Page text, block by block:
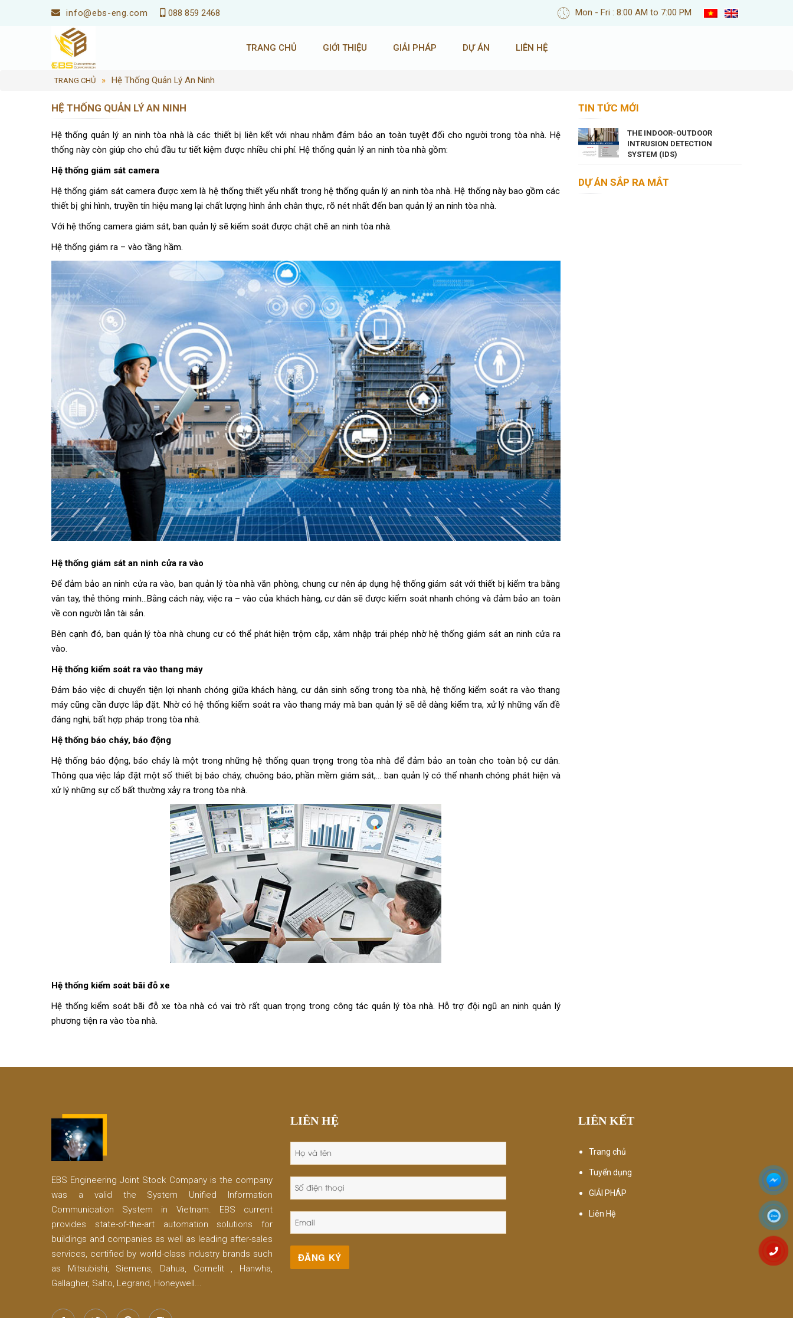
info@ebs-eng.com 088 859 2468 Mon - Fri : 8:00 AM to 7:00 PM
TRANG CHỦ GIỚI THIỆU GIẢI PHÁP DỰ ÁN LIÊN HỆ
TRANG CHỦ » Hệ Thống Quản Lý An Ninh
HỆ THỐNG QUẢN LÝ AN NINH
Hệ thống quản lý an ninh tòa nhà là các thiết bị liên kết với nhau nhằm đảm bảo an toàn tuyệt đối cho người trong tòa nhà. Hệ
thống này còn giúp cho chủ đầu tư tiết kiệm được nhiều chi phí. Hệ thống quản lý an ninh tòa nhà gồm:
Hệ thống giám sát camera
Hệ thống giám sát camera được xem là hệ thống thiết yếu nhất trong hệ thống quản lý an ninh tòa nhà. Hệ thống này bao gồm các
thiết bị ghi hình, truyền tín hiệu mang lại chất lượng hình ảnh chân thực, rõ nét nhất đến ban quản lý an ninh tòa nhà.
Với hệ thống camera giám sát, ban quản lý sẽ kiểm soát được chặt chẽ an ninh tòa nhà.
Hệ thống giám ra – vào tầng hầm.
Hệ thống giám sát an ninh cửa ra vào
Để đảm bảo an ninh cửa ra vào, ban quản lý tòa nhà văn phòng, chung cư nên áp dụng hệ thống giám sát với thiết bị kiểm tra bằng
vân tay, thẻ thông minh…Bằng cách này, việc ra – vào của khách hàng, cư dân sẽ được kiểm soát nhanh chóng và đảm bảo an toàn
về con người lẫn tài sản.
Bên cạnh đó, ban quản lý tòa nhà chung cư có thể phát hiện trộm cắp, xâm nhập trái phép nhờ hệ thống giám sát an ninh cửa ra
vào.
Hệ thống kiểm soát ra vào thang máy
Đảm bảo việc di chuyển tiện lợi nhanh chóng giữa khách hàng, cư dân sinh sống trong tòa nhà, hệ thống kiểm soát ra vào thang
máy cũng cần được lắp đặt. Nhờ có hệ thống kiểm soát ra vào thang máy mà ban quản lý sẽ dễ dàng kiểm tra, xử lý những vấn đề
đáng nghi, bất hợp pháp trong tòa nhà.
Hệ thống báo cháy, báo động
Hệ thống báo động, báo cháy là một trong những hệ thống quan trọng trong tòa nhà để đảm bảo an toàn cho toàn bộ cư dân.
Thông qua việc lắp đặt một số thiết bị báo cháy, chuông báo, phần mềm giám sát,… ban quản lý có thể nhanh chóng phát hiện và
xử lý những sự cố bất thường xảy ra trong tòa nhà.
Hệ thống kiểm soát bãi đỗ xe
Hệ thống kiểm soát bãi đỗ xe tòa nhà có vai trò rất quan trọng trong công tác quản lý tòa nhà. Hỗ trợ đội ngũ an ninh quản lý
phương tiện ra vào tòa nhà.
TIN TỨC MỚI
THE INDOOR-OUTDOOR
INTRUSION DETECTION
SYSTEM (IDS)
DỰ ÁN SẮP RA MẮT
EBS Engineering Joint Stock Company is the company
was a valid the System Unified Information
Communication System in Vietnam. EBS current
provides state-of-the-art automation solutions for
buildings and companies as well as leading after-sales
services, certified by world-class industry brands such
as Mitsubishi, Siemens, Dahua, Comelit , Hanwha,
Gallagher, Salto, Legrand, Honeywell...
LIÊN HỆ LIÊN KẾT
Trang chủ
Tuyển dụng
GIẢI PHÁP
Liên Hệ